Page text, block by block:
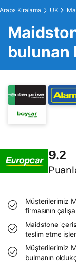
Araba Kiralama UK
bulunan
9.2
Müşterilerimiz
firmasının
Maidstone
teslim etme
Müşterilerimiz
bulmanın